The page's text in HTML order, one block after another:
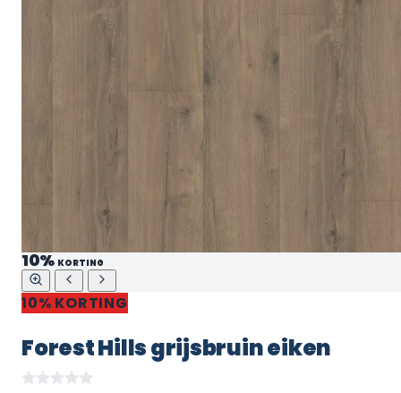
10% KORTING
10% KORTING
Forest Hills grijsbruin eiken